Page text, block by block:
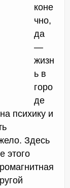
коне
чно,
да
—
жизн
ь в
горо
де
психику и
Здесь
этого